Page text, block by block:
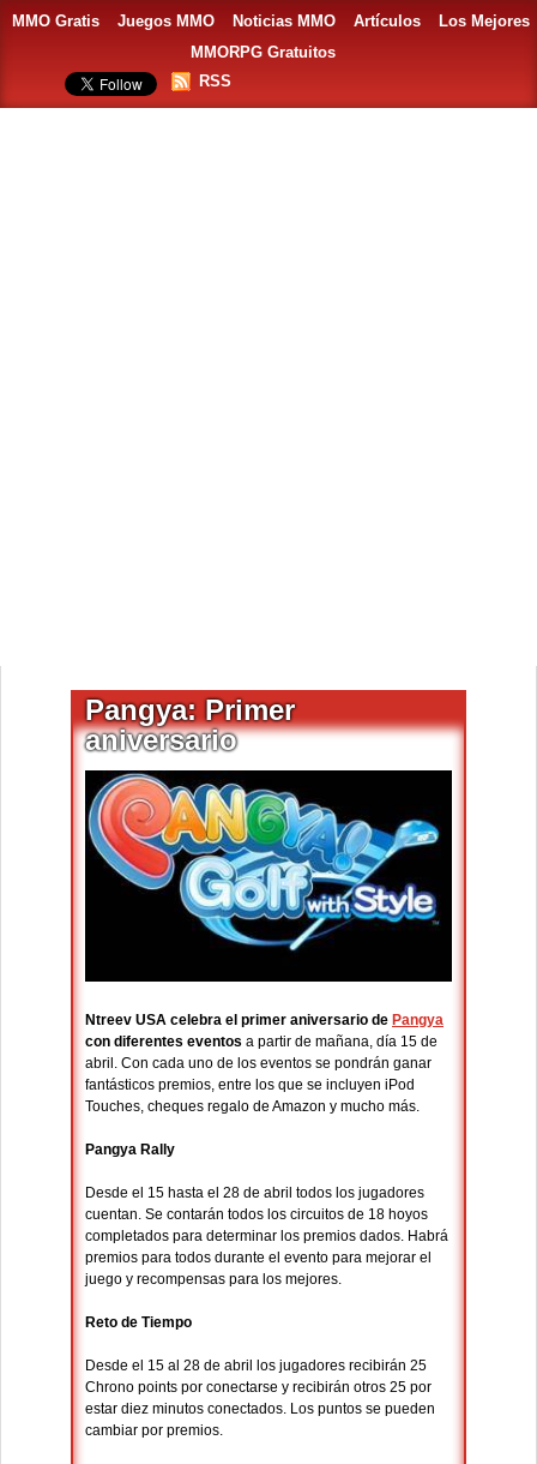
MMO Gratis Juegos MMO Noticias MMO Artículos
Los Mejores
MMORPG Gratuitos
RSS
Pangya: Primer
aniversario
Ntreev USA celebra el primer aniversario de Pangya
con diferentes eventos a partir de mañana, día 15 de
abril. Con cada uno de los eventos se pondrán ganar
fantásticos premios, entre los que se incluyen iPod
Touches, cheques regalo de Amazon y mucho más.
Pangya Rally
Desde el 15 hasta el 28 de abril todos los jugadores
cuentan. Se contarán todos los circuitos de 18 hoyos
completados para determinar los premios dados. Habrá
premios para todos durante el evento para mejorar el
juego y recompensas para los mejores.
Reto de Tiempo
Desde el 15 al 28 de abril los jugadores recibirán 25
Chrono points por conectarse y recibirán otros 25 por
estar diez minutos conectados. Los puntos se pueden
cambiar por premios.